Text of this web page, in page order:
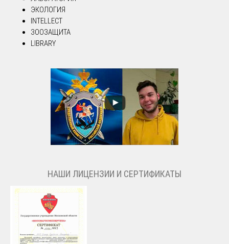
ЭКОЛОГИЯ
INTELLECT
ЗООЗАЩИТА
LIBRARY
НАШИ ЛИЦЕНЗИИ И СЕРТИФИКАТЫ